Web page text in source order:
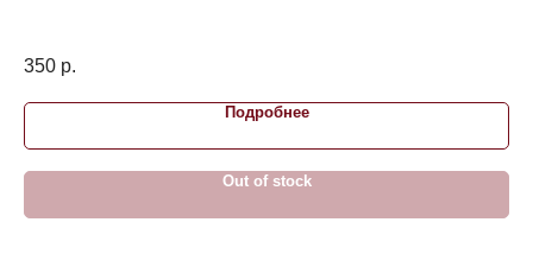
350 р.
Подробнее
Out of stock